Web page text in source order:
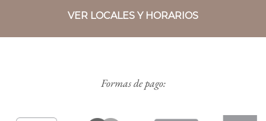
VER LOCALES Y HORARIOS
Formas de pago: